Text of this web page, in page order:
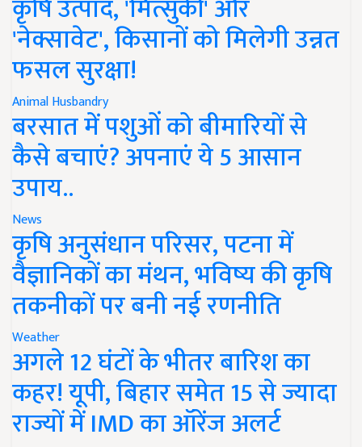
कृषि उत्पाद, 'मित्सुकी' और
'नेक्सावेट', किसानों को मिलेगी उन्नत
फसल सुरक्षा!
Animal Husbandry
बरसात में पशुओं को बीमारियों से
कैसे बचाएं? अपनाएं ये 5 आसान
उपाय..
News
कृषि अनुसंधान परिसर, पटना में
वैज्ञानिकों का मंथन, भविष्य की कृषि
तकनीकों पर बनी नई रणनीति
Weather
अगले 12 घंटों के भीतर बारिश का
कहर! यूपी, बिहार समेत 15 से ज्यादा
राज्यों में IMD का ऑरेंज अलर्ट